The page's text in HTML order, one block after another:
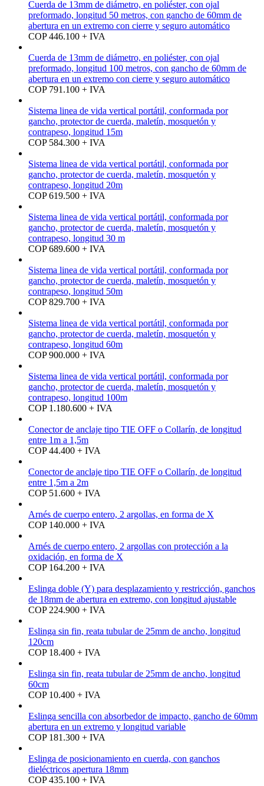
Cuerda de 13mm de diámetro, en poliéster, con ojal
preformado, longitud 50 metros, con gancho de 60mm de
abertura en un extremo con cierre y seguro automático
COP 446.100 + IVA
Cuerda de 13mm de diámetro, en poliéster, con ojal
preformado, longitud 100 metros, con gancho de 60mm de
abertura en un extremo con cierre y seguro automático
COP 791.100 + IVA
Sistema linea de vida vertical portátil, conformada por
gancho, protector de cuerda, maletín, mosquetón y
contrapeso, longitud 15m
COP 584.300 + IVA
Sistema linea de vida vertical portátil, conformada por
gancho, protector de cuerda, maletín, mosquetón y
contrapeso, longitud 20m
COP 619.500 + IVA
Sistema linea de vida vertical portátil, conformada por
gancho, protector de cuerda, maletín, mosquetón y
contrapeso, longitud 30 m
COP 689.600 + IVA
Sistema linea de vida vertical portátil, conformada por
gancho, protector de cuerda, maletín, mosquetón y
contrapeso, longitud 50m
COP 829.700 + IVA
Sistema linea de vida vertical portátil, conformada por
gancho, protector de cuerda, maletín, mosquetón y
contrapeso, longitud 60m
COP 900.000 + IVA
Sistema linea de vida vertical portátil, conformada por
gancho, protector de cuerda, maletín, mosquetón y
contrapeso, longitud 100m
COP 1.180.600 + IVA
Conector de anclaje tipo TIE OFF o Collarín, de longitud
entre 1m a 1,5m
COP 44.400 + IVA
Conector de anclaje tipo TIE OFF o Collarín, de longitud
entre 1,5m a 2m
COP 51.600 + IVA
Arnés de cuerpo entero, 2 argollas, en forma de X
COP 140.000 + IVA
Arnés de cuerpo entero, 2 argollas con protección a la
oxidación, en forma de X
COP 164.200 + IVA
Eslinga doble (Y) para desplazamiento y restricción, ganchos
de 18mm de abertura en extremo, con longitud ajustable
COP 224.900 + IVA
Eslinga sin fin, reata tubular de 25mm de ancho, longitud
120cm
COP 18.400 + IVA
Eslinga sin fin, reata tubular de 25mm de ancho, longitud
60cm
COP 10.400 + IVA
Eslinga sencilla con absorbedor de impacto, gancho de 60mm
abertura en un extremo y longitud variable
COP 181.300 + IVA
Eslinga de posicionamiento en cuerda, con ganchos
dieléctricos apertura 18mm
COP 435.100 + IVA